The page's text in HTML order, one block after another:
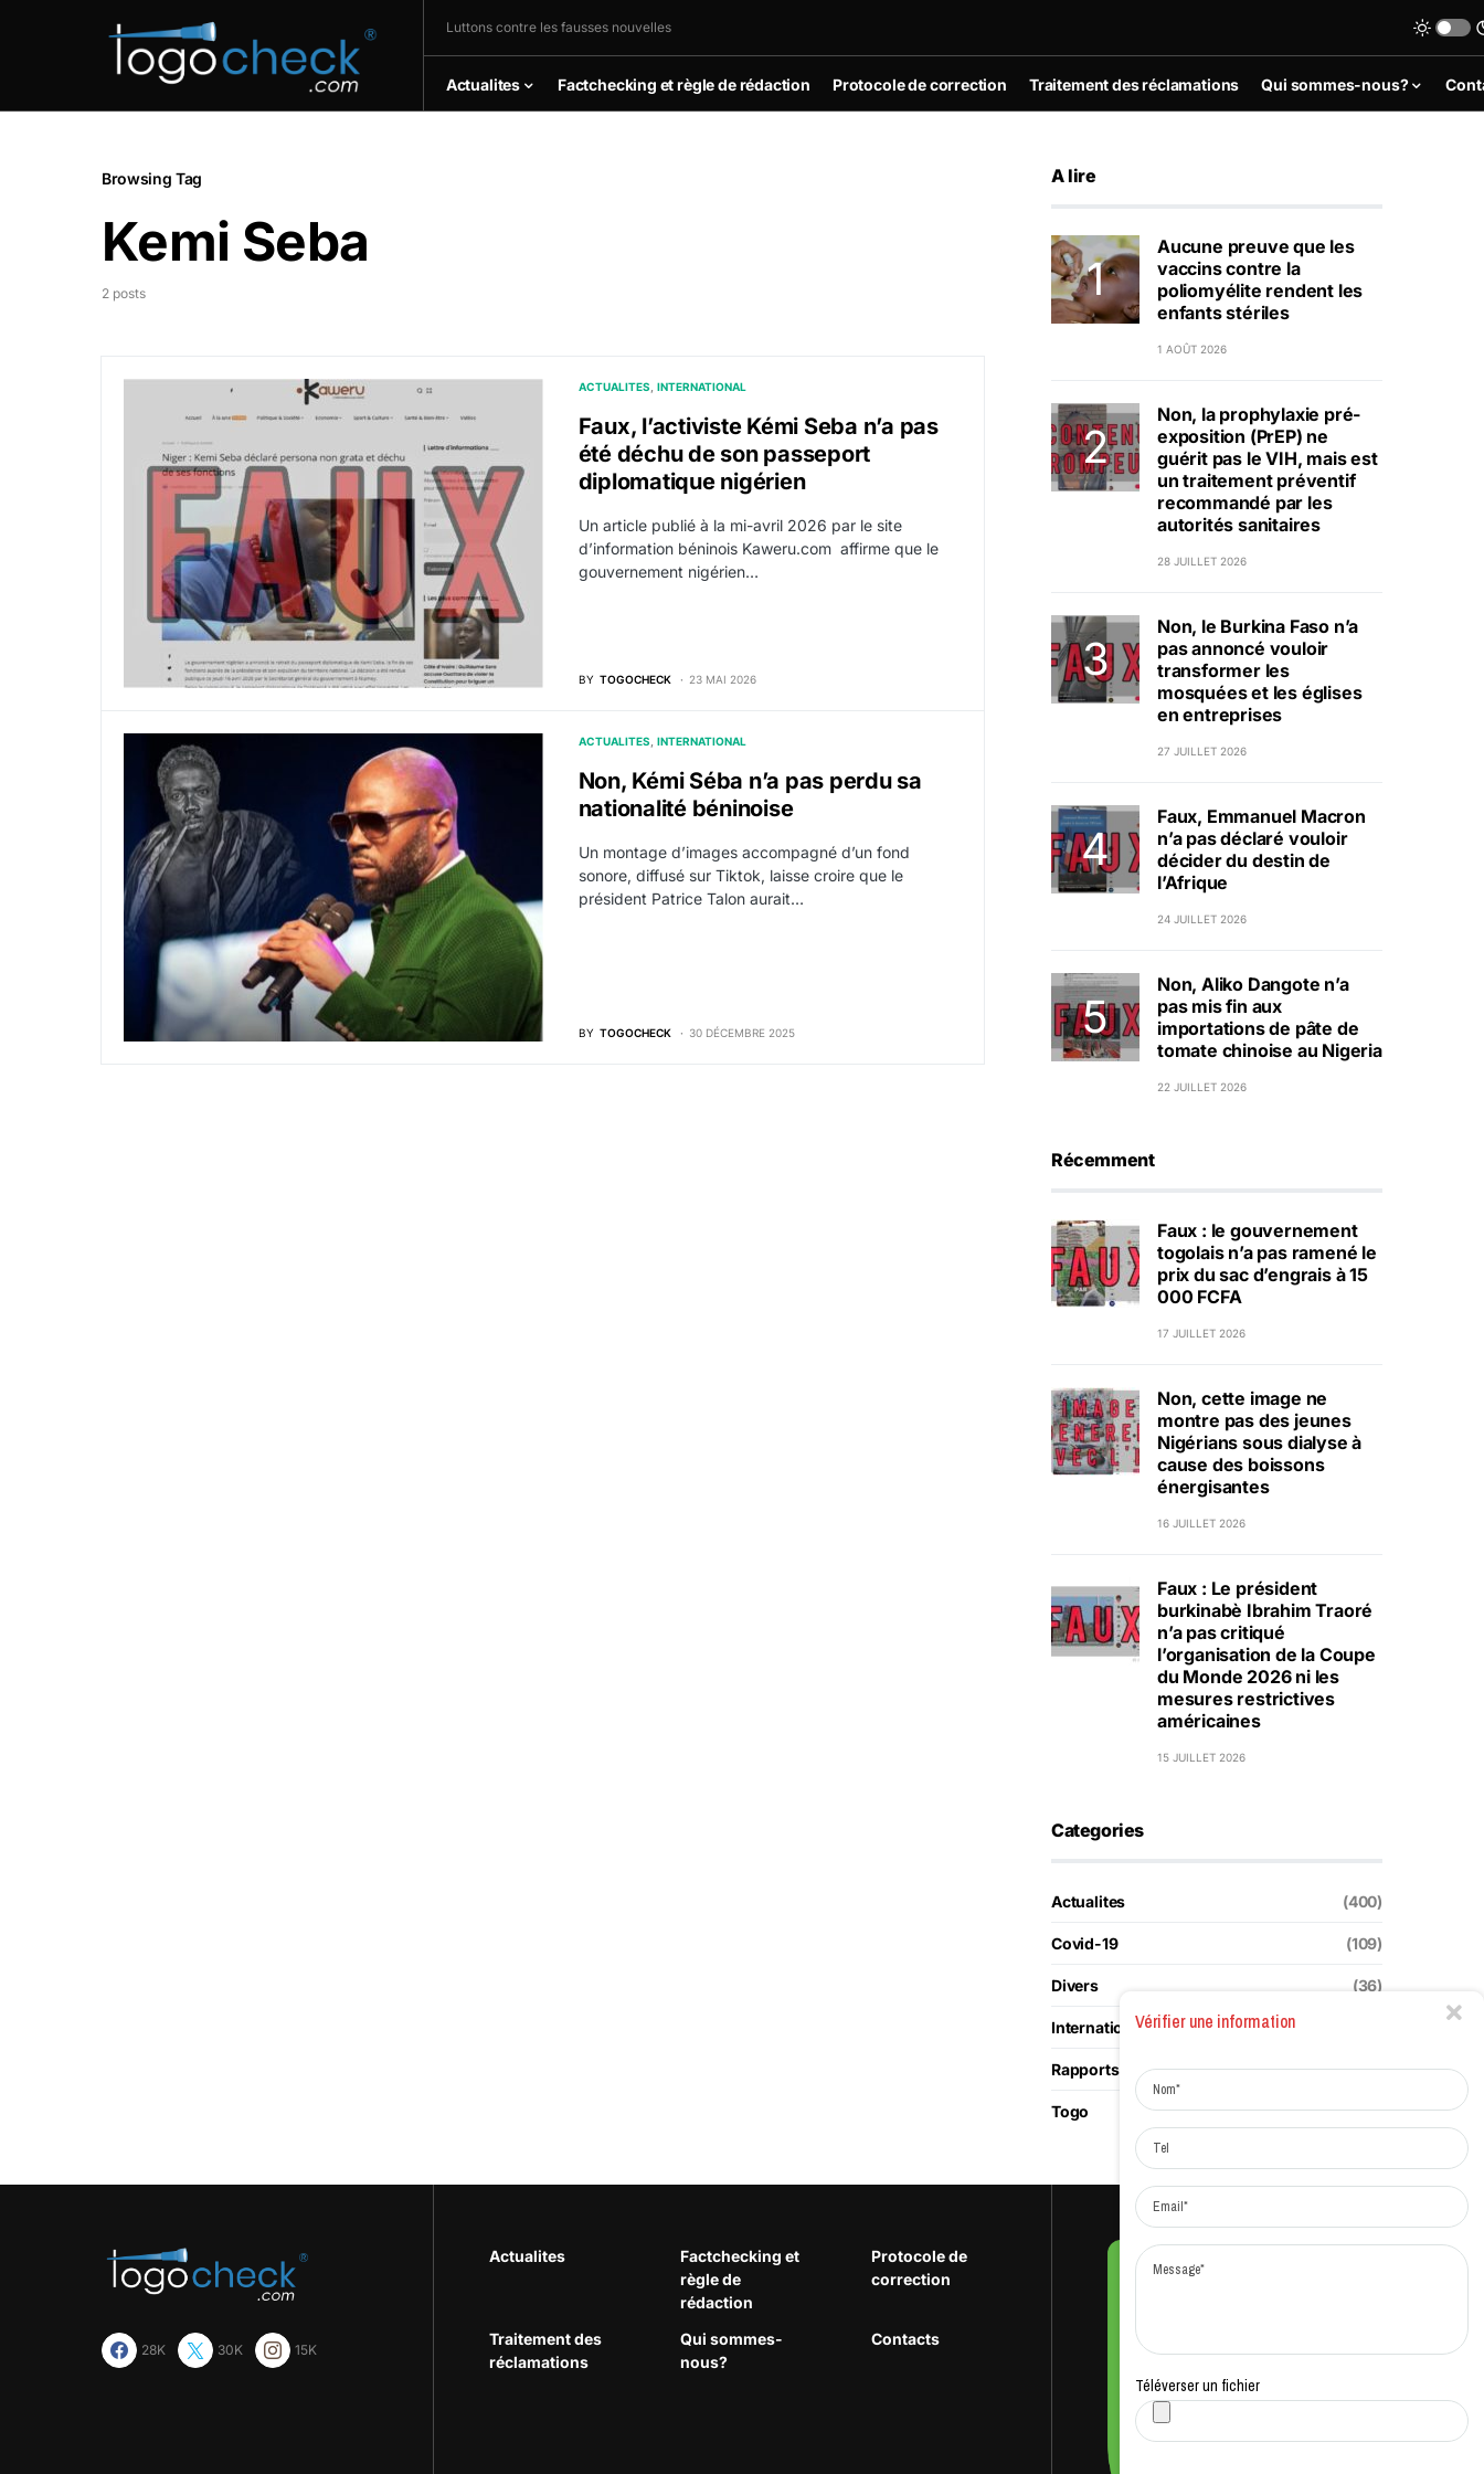
Luttons contre les fausses nouvelles
Actualites Factchecking et règle de rédaction Protocole de correction Traitement des réclamations Qui sommes-nous?
Browsing Tag
Kemi Seba
2 posts
ACTUALITES INTERNATIONAL
Faux, l’activiste Kémi Seba n’a pas
été déchu de son passeport
diplomatique nigérien
Un article publié à la mi-avril 2026 par le site
d’information béninois Kaweru.com affirme que le
gouvernement nigérien…
BY TOGOCHECK 23 MAI 2026
ACTUALITES INTERNATIONAL
Non, Kémi Séba n’a pas perdu sa
nationalité béninoise
Un montage d’images accompagné d’un fond
sonore, diffusé sur Tiktok, laisse croire que le
président Patrice Talon aurait…
BY TOGOCHECK 30 DÉCEMBRE 2025
A lire
Aucune preuve que les
vaccins contre la
poliomyélite rendent les
enfants stériles
1 AOÛT 2026
Non, la prophylaxie pré-
exposition (PrEP) ne
guérit pas le VIH, mais est
un traitement préventif
recommandé par les
autorités sanitaires
28 JUILLET 2026
Non, le Burkina Faso n’a
pas annoncé vouloir
transformer les
mosquées et les églises
en entreprises
27 JUILLET 2026
Faux, Emmanuel Macron
n’a pas déclaré vouloir
décider du destin de
l’Afrique
24 JUILLET 2026
Non, Aliko Dangote n’a
pas mis fin aux
importations de pâte de
tomate chinoise au Nigeria
22 JUILLET 2026
Récemment
Faux : le gouvernement
togolais n’a pas ramené le
prix du sac d’engrais à 15
000 FCFA
17 JUILLET 2026
Non, cette image ne
montre pas des jeunes
Nigérians sous dialyse à
cause des boissons
énergisantes
16 JUILLET 2026
Faux : Le président
burkinabè Ibrahim Traoré
n’a pas critiqué
l’organisation de la Coupe
du Monde 2026 ni les
mesures restrictives
américaines
15 JUILLET 2026
Categories
Actualites (400)
Covid-19 (109)
Divers (36)
International
Rapports (1)
Togo (117)
28K 30K 15K
Actualites
Factchecking et
règle de
rédaction
Protocole de
correction
Traitement des
réclamations
Qui sommes-
nous?
Contacts
Vérifier une information
Téléverser un fichier